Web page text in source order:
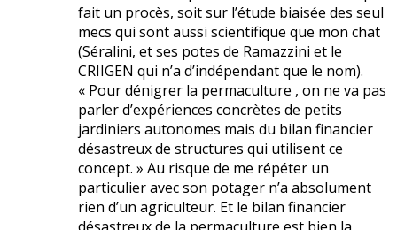
fait un procès, soit sur l’étude biaisée des seul
mecs qui sont aussi scientifique que mon chat
(Séralini, et ses potes de Ramazzini et le
CRIIGEN qui n’a d’indépendant que le nom).
« Pour dénigrer la permaculture , on ne va pas
parler d’expériences concrètes de petits
jardiniers autonomes mais du bilan financier
désastreux de structures qui utilisent ce
concept. » Au risque de me répéter un
particulier avec son potager n’a absolument
rien d’un agriculteur. Et le bilan financier